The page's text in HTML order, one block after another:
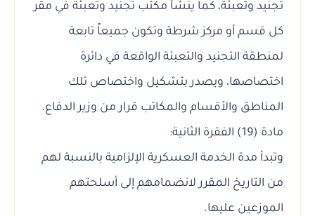
تجنيد وتعبئة، كما ينشأ مكتب تجنيد وتعبئة في مقر
كل قسم أو مركز شرطة وتكون جميعاً تابعة
لمنطقة التجنيد والتعبئة الواقعة في دائرة
اختصاصها، ويصدر بتشكيل واختصاص تلك
المناطق والأقسام والمكاتب قرار من وزير الدفاع.
مادة (19) الفقرة الثانية:
وتبدأ مدة الخدمة العسكرية الإلزامية بالنسبة لهم
من التاريخ المقرر لانضمامهم إلى أسلحتهم
الموزعين عليها.